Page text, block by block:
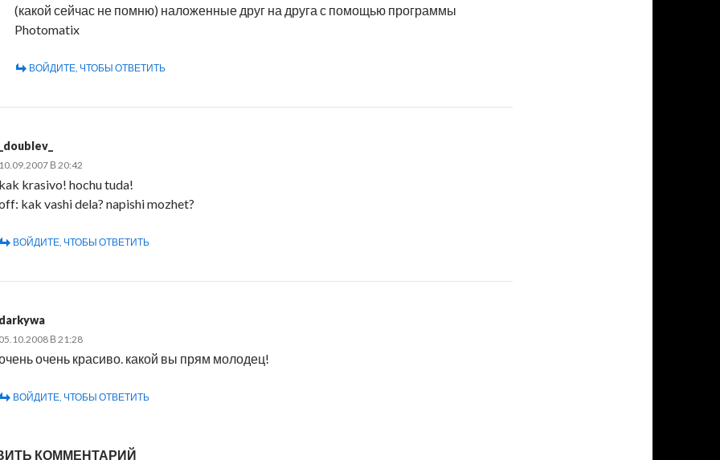
(какой сейчас не помню) наложенные друг на друга с помощью программы
Photomatix
ВОЙДИТЕ, ЧТОБЫ ОТВЕТИТЬ
_doublev_
10.09.2007 В 20:42
kak krasivo! hochu tuda!
kak vashi dela? napishi mozhet?
ВОЙДИТЕ, ЧТОБЫ ОТВЕТИТЬ
darkywa
05.10.2008 В 21:28
очень красиво. какой вы прям молодец!
ВОЙДИТЕ, ЧТОБЫ ОТВЕТИТЬ
КОММЕНТАРИЙ